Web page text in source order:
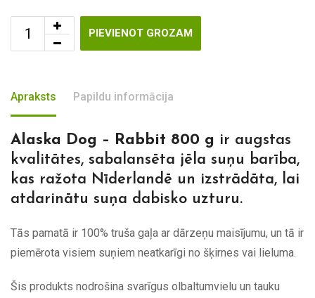
PIEVIENOT GROZAM
Apraksts Papildu informācija
Alaska Dog – Rabbit 800 g ir augstas
kvalitātes, sabalansēta jēla suņu barība,
kas ražota Nīderlandē un izstrādāta, lai
atdarinātu suņa dabisko uzturu.
Tās pamatā ir 100% truša gaļa ar dārzeņu maisījumu, un tā ir
piemērota visiem suņiem neatkarīgi no šķirnes vai lieluma.
Šis produkts nodrošina svarīgus olbaltumvielu un tauku